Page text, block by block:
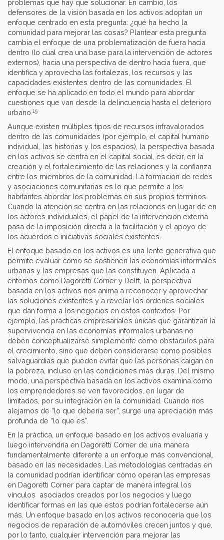
problemas que hay que solucionar. En cambio, los
defensores de la visión basada en los activos adoptan un
enfoque centrado en esta pregunta: ¿qué ha hecho la
comunidad para mejorar las cosas? Plantear esta pregunta
cambia el enfoque de una problematización de fuera hacia
dentro (lo cual crea una base para la intervención de actores
externos), hacia una perspectiva de dentro hacia fuera, que
identifica y aprovecha las fortalezas, los recursos y las
capacidades existentes dentro de las comunidades. El
enfoque se ha aplicado en todo el mundo para abordar
cuestiones que van desde la delincuencia hasta el deterioro
urbano. 15
Aunque existen múltiples tipos de recursos infravalorados
dentro de las comunidades (por ejemplo, el capital humano
individual, las historias y los espacios), la perspectiva basada
en los activos se centra en el capital social, es decir, en la
creación y el fortalecimiento de las relaciones y la confianza
entre los miembros de la comunidad. La formación de redes
y asociaciones comunitarias es lo que permite a los
habitantes abordar los problemas en sus propios términos.
Cuando la atención se centra en las relaciones en lugar de en
los actores individuales, el papel de la intervención externa
pasa de la imposición directa a la facilitación y el apoyo de
los acuerdos e iniciativas sociales existentes.
El enfoque basado en los activos es una lente generativa que
permite evaluar cómo se sostienen las economías informales
urbanas y las empresas que las constituyen. Aplicada a
entornos como Dagoretti Corner y Delft, la perspectiva
basada en los activos nos anima a reconocer y aprovechar
las soluciones existentes y a revelar los órdenes sociales
que dan forma a los negocios en estos contextos. Por
ejemplo, las prácticas empresariales únicas que garantizan la
supervivencia en las economías informales urbanas no
deben conceptualizarse simplemente como obstáculos para
el crecimiento, sino que deben considerarse como posibles
salvaguardias que pueden evitar que las personas caigan en
la pobreza, incluso en las condiciones más duras. Del mismo
modo, una perspectiva basada en los activos examina cómo
los emprendedores se ven favorecidos, en lugar de
limitados, por su integración en la comunidad. Cuando nos
alejamos de “lo que debería ser”, surge una apreciación más
profunda de “lo que es”.
En la práctica, un enfoque basado en los activos evaluaría y
luego intervendría en Dagoretti Corner de una manera
fundamentalmente diferente a un enfoque más convencional,
basado en las necesidades. Las metodologías centradas en
la comunidad podrían identificar cómo operan las empresas
en Dagoretti Corner para captar de manera integral los
vínculos asociados creados por los negocios y luego
identificar formas en las que estos podrían fortalecerse aún
más. Un enfoque basado en los activos reconocería que los
negocios de reparación de automóviles crecen juntos y que,
por lo tanto, cualquier intervención para mejorar las